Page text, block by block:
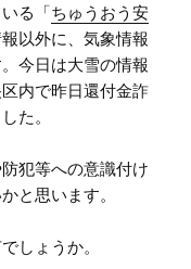
る「ちゅうおう安
以外に、気象情報
今日は大雪の情報
内で昨日還付金詐
た。
犯等への意識付け
と思います。
しょうか。